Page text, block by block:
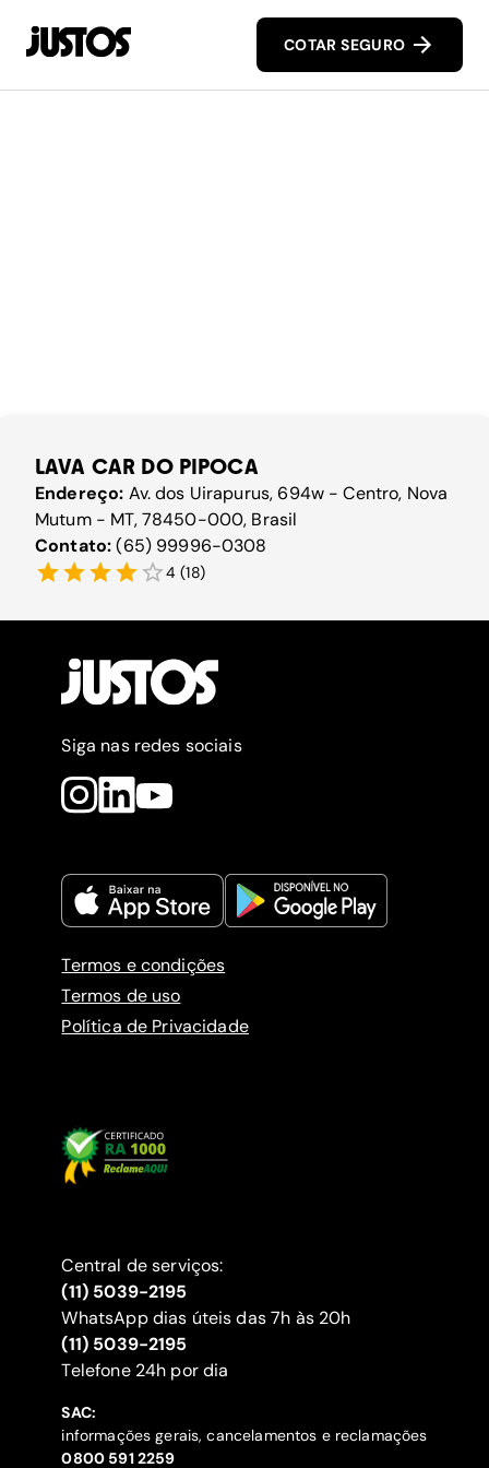
COTAR SEGURO
LAVA CAR DO PIPOCA
Endereço: Av. dos Uirapurus, 694w - Centro, Nova
Mutum - MT, 78450-000, Brasil
Contato:(65) 99996-0308
4 (18)
Siga nas redes sociais
Termos e condições
Termos de uso
Política de Privacidade
Central de serviços:
(11) 5039-2195
WhatsApp dias úteis das 7h às 20h
(11) 5039-2195
‍Telefone 24h por dia
SAC:
informações gerais, cancelamentos e reclamações
‍0800 591 2259